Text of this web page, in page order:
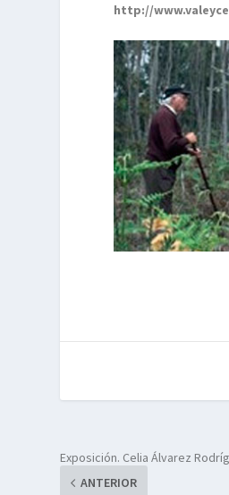
http://
Exposición. Celia Álvarez
ANTERIOR